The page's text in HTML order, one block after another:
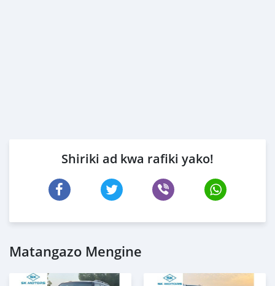
Shiriki ad kwa rafiki yako!
Matangazo Mengine